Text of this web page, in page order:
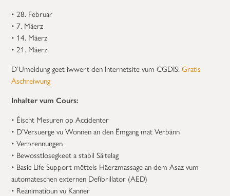
• 28. Februar
• 7. Mäerz
• 14. Mäerz
• 21. Mäerz
D’Umeldung geet iwwert den Internetsite vum CGDIS:Gratis
Aschreiwung
Inhalter vum Cours:
• Éischt Mesuren op Accidenter
• D’Versuerge vu Wonnen an den Ëmgang mat Verbänn
• Verbrennungen
• Bewosstlosegkeet a stabil Säitelag
• Basic Life Support mëttels Häerzmassage an dem Asaz vum
automateschen externen Defibrillator (AED)
• Reanimatioun vu Kanner